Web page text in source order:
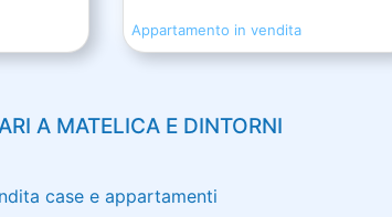
Appartamento in vendita
A MATELICA E DINTORNI
case e appartamenti